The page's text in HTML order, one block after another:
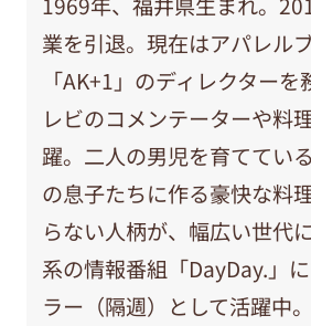
業を引退。現在はアパレル
「AK+1」のディレクター
レビのコメンテーターや料
躍。二人の男児を育ててい
の息子たちに作る豪快な料
らない人柄が、幅広い世代
系の情報番組「DayDay.」
ラー（隔週）として活躍中